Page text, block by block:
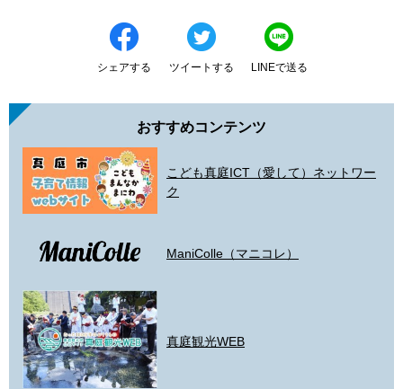
シェアする ツイートする LINEで送る
おすすめコンテンツ
こども真庭ICT（愛して）ネットワー
ク
ManiColle（マニコレ）
真庭観光WEB